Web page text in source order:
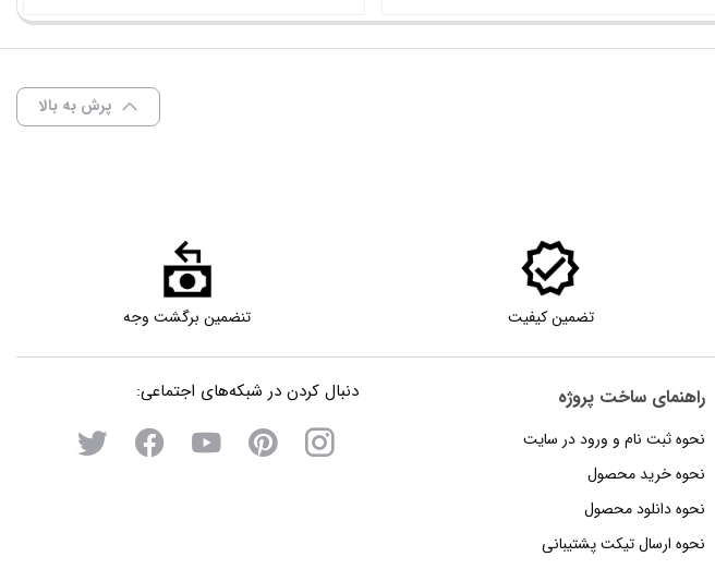
پرش به بالا
تضمین کیفیت تنضمین برگشت وجه
راهنمای‌‌ ساخت‌ پروژه
نحوه‌ ثبت‌ نام و ورود در سایت
نحوه خرید محصول
نحوه دانلود محصول
نحوه‌ ارسال‌ تیکت‌ پشتیبانی
دنبال کردن در شبکه‌های اجتماعی: